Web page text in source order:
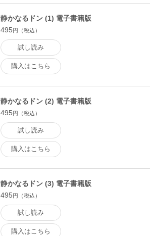
静かなるドン (1) 電子書籍版
495円（税込）
試し読み
購入はこちら
静かなるドン (2) 電子書籍版
495円（税込）
試し読み
購入はこちら
静かなるドン (3) 電子書籍版
495円（税込）
試し読み
購入はこちら